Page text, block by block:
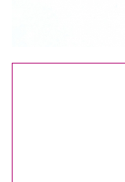
500 Lei - 1000 Lei